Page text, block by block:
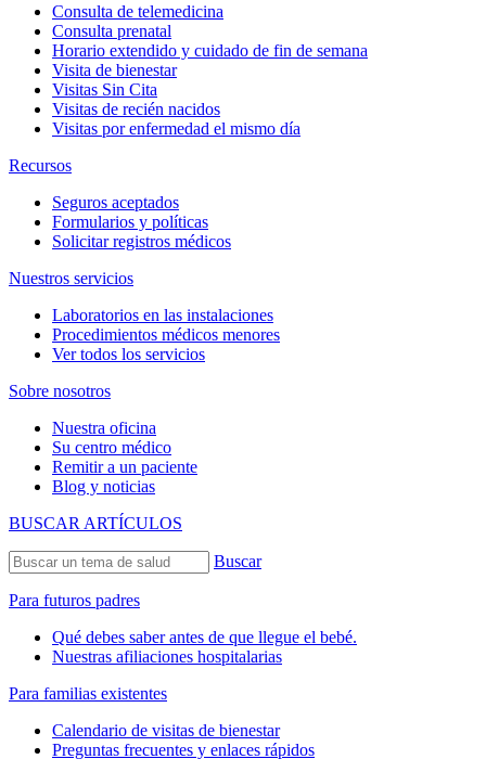
Consulta de telemedicina
Consulta prenatal
Horario extendido y cuidado de fin de semana
Visita de bienestar
Visitas Sin Cita
Visitas de recién nacidos
Visitas por enfermedad el mismo día
Recursos
Seguros aceptados
Formularios y políticas
Solicitar registros médicos
Nuestros servicios
Laboratorios en las instalaciones
Procedimientos médicos menores
Ver todos los servicios
Sobre nosotros
Nuestra oficina
Su centro médico
Remitir a un paciente
Blog y noticias
BUSCAR ARTÍCULOS
Buscar
Para futuros padres
Qué debes saber antes de que llegue el bebé.
Nuestras afiliaciones hospitalarias
Para familias existentes
Calendario de visitas de bienestar
Preguntas frecuentes y enlaces rápidos